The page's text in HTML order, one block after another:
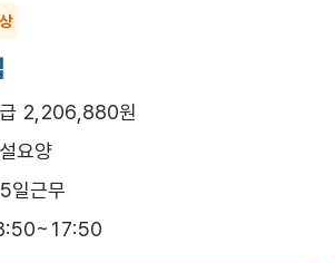
2,206,880원
요양
일근무